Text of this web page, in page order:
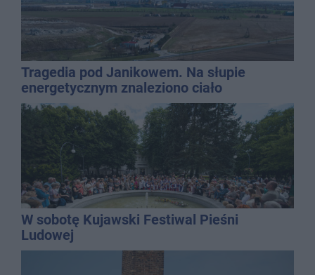
Tragedia pod Janikowem. Na słupie
energetycznym znaleziono ciało
mężczyzny
W sobotę Kujawski Festiwal Pieśni
Ludowej